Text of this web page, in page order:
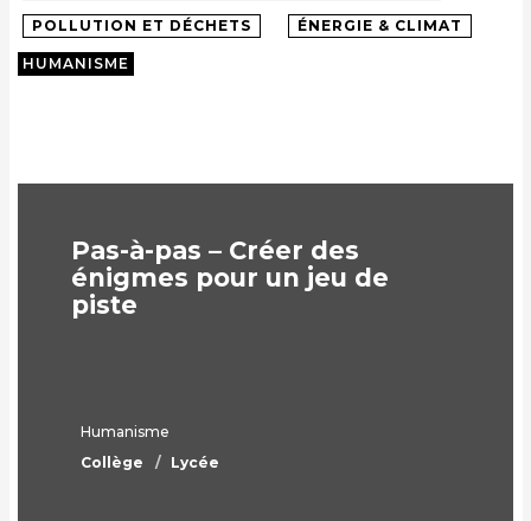
POLLUTION ET DÉCHETS ÉNERGIE & CLIMAT
HUMANISME
Pas-à-pas – Créer des
énigmes pour un jeu de
piste
Humanisme
Collège
Lycée